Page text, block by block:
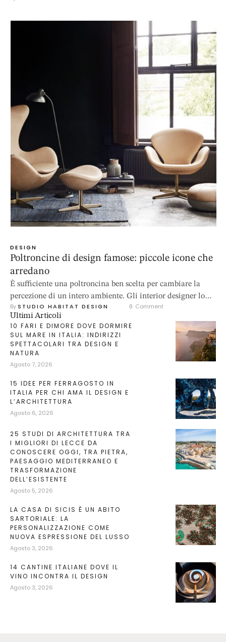
come in living, questa tonalità diventa un statement visivo,
capace di trasmettere calma e forza allo stesso tempo. …
DESIGN
Poltroncine di design famose: piccole icone che
arredano
È sufficiente una poltroncina ben scelta per cambiare la
percezione di un intero ambiente. Gli interior designer lo
sanno bene: queste piccole sedute sono strumenti di
composizione, capaci di dare ritmo a un living, alleggerire
una zona pranzo o creare un angolo di conversazione che
prima non esisteva. Le poltroncine famose sono quelle che
hanno …
By STUDIO HABITAT DESIGN 0 Comment
Ultimi Articoli
10 FARI E DIMORE DOVE DORMIRE
SUL MARE IN ITALIA: INDIRIZZI
SPETTACOLARI TRA DESIGN E
NATURA
Agosto 7, 2026
15 IDEE PER FERRAGOSTO IN
ITALIA PER CHI AMA IL DESIGN E
L’ARCHITETTURA
Agosto 6, 2026
25 STUDI DI ARCHITETTURA TRA
I MIGLIORI DI LECCE DA
CONOSCERE OGGI, TRA PIETRA,
PAESAGGIO MEDITERRANEO E
TRASFORMAZIONE
DELL’ESISTENTE
Agosto 5, 2026
LA CASA DI SICIS È UN ABITO
SARTORIALE: LA
PERSONALIZZAZIONE COME
NUOVA ESPRESSIONE DEL LUSSO
Agosto 3, 2026
14 CANTINE ITALIANE DOVE IL
VINO INCONTRA IL DESIGN
Agosto 3, 2026